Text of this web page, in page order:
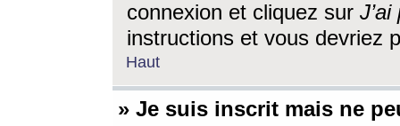
connexion et cliquez sur
instructions et vous devriez
Haut
» Je suis inscrit mais ne